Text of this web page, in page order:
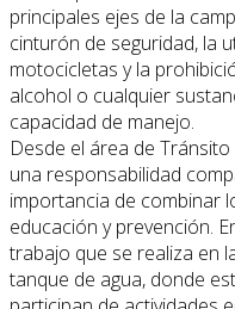
principales ejes de la
cinturón de seguridad, la
motocicletas y la
alcohol o cualquier
capacidad de manejo.
Desde el área de
una responsabilidad
importancia de combinar
educación y prevención.
trabajo que se realiza en
tanque de agua, donde